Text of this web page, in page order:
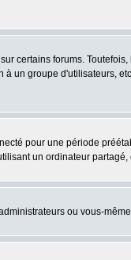
certains forums.
un groupe d'utilisateurs,
pour une période
un ordinateur
ou vous-